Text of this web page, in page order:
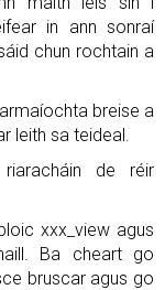
in ann sonraí
chun rochtain a
breise a
leith sa teideal.
de réir
xxx_view agus
Ba cheart go
bruscar agus go